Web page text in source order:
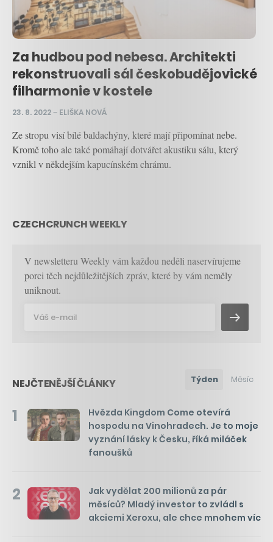
Za hudbou pod nebesa. Architekti
rekonstruovali sál českobudějovické
filharmonie v kostele
23. 8. 2022– ELIŠKA NOVÁ
Ze stropu visí bílé baldachýny, které mají připomínat nebe.
Kromě toho ale také pomáhají dotvářet akustiku sálu, který
vznikl v někdejším kapucínském chrámu.
CZECHCRUNCH WEEKLY
V newsletteru Weekly vám každou neděli naservírujeme
porci těch nejdůležitějších zpráv, které by vám neměly
uniknout.
NEJČTENĚJŠÍ ČLÁNKY Týden Měsíc
1
Hvězda Kingdom Come otevírá
hospodu na Vinohradech. Je to moje
vyznání lásky k Česku, říká miláček
fanoušků
2
Jak vydělat 200 milionů za pár
měsíců? Mladý investor to zvládl s
akciemi Xeroxu, ale chce mnohem víc